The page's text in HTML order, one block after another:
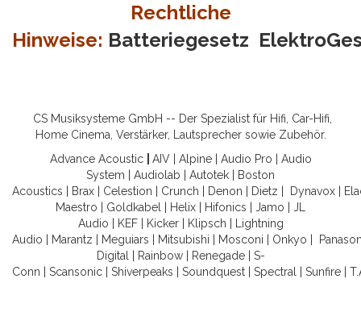
Rechtliche
Hinweise: Batteriegesetz
CS Musiksysteme GmbH -- Der Spezialist für Hifi, Car-Hifi,
Home Cinema, Verstärker, Lautsprecher sowie Zubehör.
Advance Acoustic
AIV| Alpine| Audio Pro
Audio
System
Audiolab Autotek
Boston
Acoustics
Brax Celestion Crunch Denon Dietz Dynavox
Maestro
Goldkabel Helix Hifonics Jamo
JL
Audio
KEF| Kicker| Klipsch
Lightning
Audio
Marantz Meguiars Mitsubishi Mosconi Onkyo
Digital
Rainbow| Renegade| S-
Conn
Scansonic Shiverpeaks Soundquest Spectral Sunfire